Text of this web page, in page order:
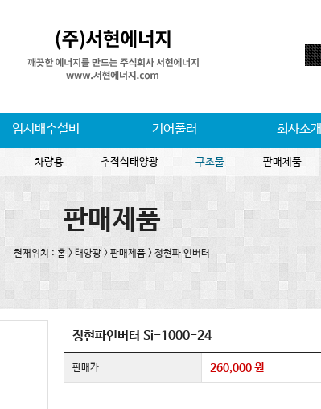
임시배수설비 기어풀러 회사소개
차량용 추적식태양광 구조물 판매제품
판매제품
현재위치 : 홈 > 태양광 > 판매제품 > 정현파 인버터
정현파인버터 Si-1000-24
판매가 260,000 원